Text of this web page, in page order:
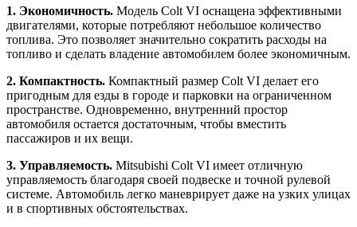
1. Экономичность. Модель Colt VI оснащена эффективными
двигателями, которые потребляют небольшое количество
топлива. Это позволяет значительно сократить расходы на
топливо и сделать владение автомобилем более экономичным.
2. Компактность. Компактный размер Colt VI делает его
пригодным для езды в городе и парковки на ограниченном
пространстве. Одновременно, внутренний простор
автомобиля остается достаточным, чтобы вместить
пассажиров и их вещи.
3. Управляемость. Mitsubishi Colt VI имеет отличную
управляемость благодаря своей подвеске и точной рулевой
системе. Автомобиль легко маневрирует даже на узких улицах
и в спортивных обстоятельствах.